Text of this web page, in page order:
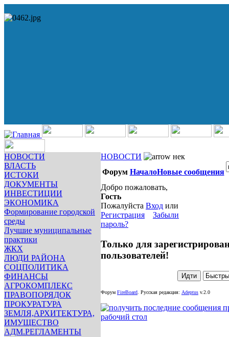
НОВОСТИ
ВЛАСТЬ
ИСТОКИ
ДОКУМЕНТЫ
ИНВЕСТИЦИИ
ЭКОНОМИКА
Формирование городской
среды
Лучшие муниципальные
практики
ЖКХ
ЛЮДИ РАЙОНА
СОЦПОЛИТИКА
ФИНАНСЫ
АГРОКОМПЛЕКС
ПРАВОПОРЯДОК
ПРОКУРАТУРА
ЗЕМЛЯ,АРХИТЕКТУРА,
ИМУЩЕСТВО
АДМ.РЕГЛАМЕНТЫ
НОВОСТИ
нек
Форум НачалоНовые сообщения
Добро пожаловать,
Гость
Пожалуйста Вход или
Регистрация
Забыли
пароль?
Только для
пользователей!
Форум FireBoard. Русская редакция: Adeptus v.2.0